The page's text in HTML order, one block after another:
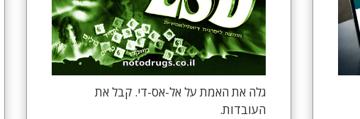
גלה את האמת על אל-אס-די. קבל את
העובדות.